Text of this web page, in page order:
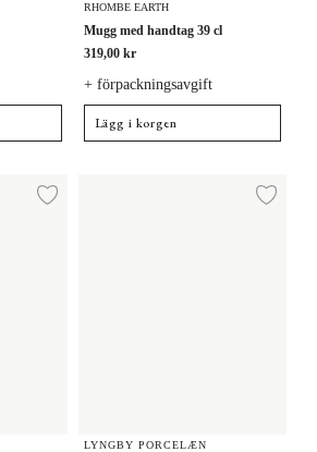
RHOMBE EARTH
Mugg med handtag 39 cl
319,00 kr
+ förpackningsavgift
Lägg i korgen
Lägg till i önskelista
LYNGBY PORCELÆN